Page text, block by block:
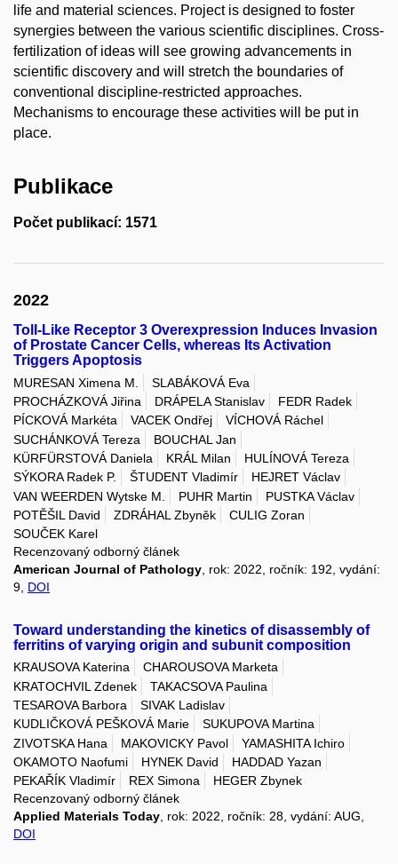
life and material sciences. Project is designed to foster
synergies between the various scientific disciplines. Cross-
fertilization of ideas will see growing advancements in
scientific discovery and will stretch the boundaries of
conventional discipline-restricted approaches.
Mechanisms to encourage these activities will be put in
place.
Publikace
Počet publikací: 1571
2022
Toll-Like Receptor 3 Overexpression Induces Invasion
of Prostate Cancer Cells, whereas Its Activation
Triggers Apoptosis
MURESAN Ximena M.
SLABÁKOVÁ Eva
PROCHÁZKOVÁ Jiřina
DRÁPELA Stanislav
FEDR Radek
PÍCKOVÁ Markéta
VACEK Ondřej
VÍCHOVÁ Ráchel
SUCHÁNKOVÁ Tereza
BOUCHAL Jan
KÜRFÜRSTOVÁ Daniela
KRÁL Milan
HULÍNOVÁ Tereza
SÝKORA Radek P.
ŠTUDENT Vladimír
HEJRET Václav
VAN WEERDEN Wytske M.
PUHR Martin
PUSTKA Václav
POTĚŠIL David
ZDRÁHAL Zbyněk
CULIG Zoran
SOUČEK Karel
Recenzovaný odborný článek
American Journal of Pathology , rok: 2022, ročník: 192, vydání:
9, DOI
Toward understanding the kinetics of disassembly of
ferritins of varying origin and subunit composition
KRAUSOVA Katerina
CHAROUSOVA Marketa
KRATOCHVIL Zdenek
TAKACSOVA Paulina
TESAROVA Barbora
SIVAK Ladislav
KUDLIČKOVÁ PEŠKOVÁ Marie
SUKUPOVA Martina
ZIVOTSKA Hana
MAKOVICKY Pavol
YAMASHITA Ichiro
OKAMOTO Naofumi
HYNEK David
HADDAD Yazan
PEKAŘÍK Vladimír
REX Simona
HEGER Zbynek
Recenzovaný odborný článek
Applied Materials Today , rok: 2022, ročník: 28, vydání: AUG,
DOI